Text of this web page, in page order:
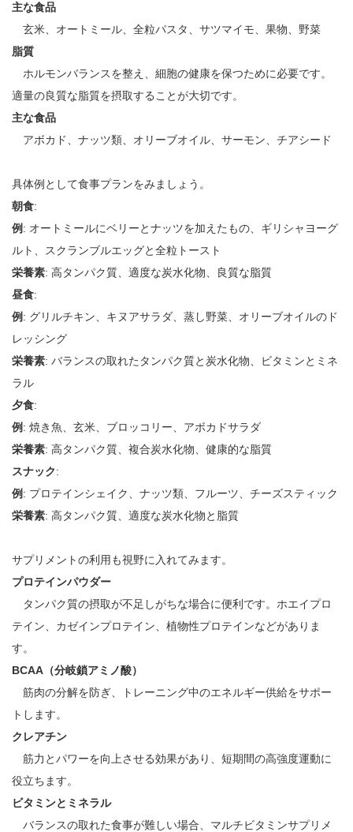
主な食品
玄米、オートミール、全粒パスタ、サツマイモ、果物、野菜
脂質
ホルモンバランスを整え、細胞の健康を保つために必要です。
適量の良質な脂質を摂取することが大切です。
主な食品
アボカド、ナッツ類、オリーブオイル、サーモン、チアシード
具体例として食事プランをみましょう。
朝食:
例: オートミールにベリーとナッツを加えたもの、ギリシャヨーグ
ルト、スクランブルエッグと全粒トースト
栄養素: 高タンパク質、適度な炭水化物、良質な脂質
昼食:
例: グリルチキン、キヌアサラダ、蒸し野菜、オリーブオイルのド
レッシング
栄養素: バランスの取れたタンパク質と炭水化物、ビタミンとミネ
ラル
夕食:
例: 焼き魚、玄米、ブロッコリー、アボカドサラダ
栄養素: 高タンパク質、複合炭水化物、健康的な脂質
スナック:
例: プロテインシェイク、ナッツ類、フルーツ、チーズスティック
栄養素: 高タンパク質、適度な炭水化物と脂質
サプリメントの利用も視野に入れてみます。
プロテインパウダー
タンパク質の摂取が不足しがちな場合に便利です。ホエイプロ
テイン、カゼインプロテイン、植物性プロテインなどがありま
す。
BCAA（分岐鎖アミノ酸）
筋肉の分解を防ぎ、トレーニング中のエネルギー供給をサポー
トします。
クレアチン
筋力とパワーを向上させる効果があり、短期間の高強度運動に
役立ちます。
ビタミンとミネラル
バランスの取れた食事が難しい場合、マルチビタミンサプリメ